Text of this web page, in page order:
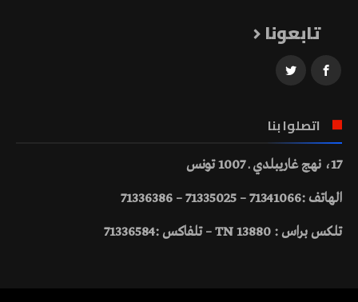
تابعونا
اتصلوا بنا
17، نهج غاريبلدي ـ 1007 تونس
الهاتف :71341066 – 71335025 – 71336386
تلكس براس : 13880 TN – تلفاكس :71336584